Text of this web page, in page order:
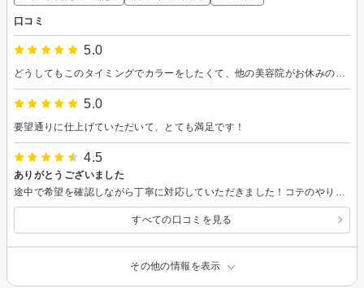
口コミ
5.0
5.0
要望通りに仕上げていただいて、とても満足です！
4.5
ありがとうございました
すべての口コミを見る
その他の情報を表示